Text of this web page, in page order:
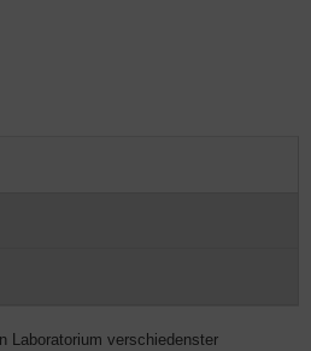
Laboratorium verschiedenster